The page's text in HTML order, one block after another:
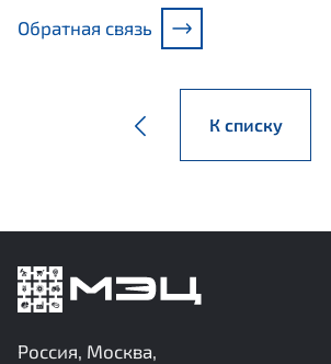
Обратная связь
К списку
Россия, Москва,